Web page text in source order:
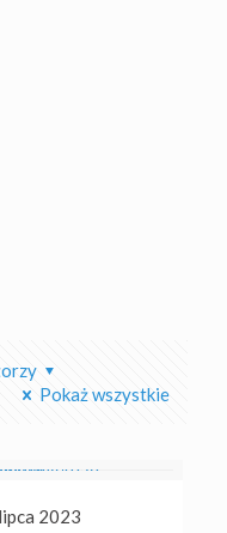
Pokaż wszystkie
2023